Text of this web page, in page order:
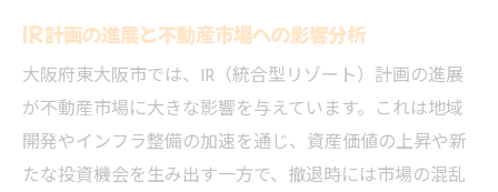
IR計画の進展と不動産市場への影響分析
大阪府東大阪市では、IR（統合型リゾート）計画の進展
が不動産市場に大きな影響を与えています。これは地域
開発やインフラ整備の加速を通じ、資産価値の上昇や新
たな投資機会を生み出す一方で、撤退時には市場の混乱